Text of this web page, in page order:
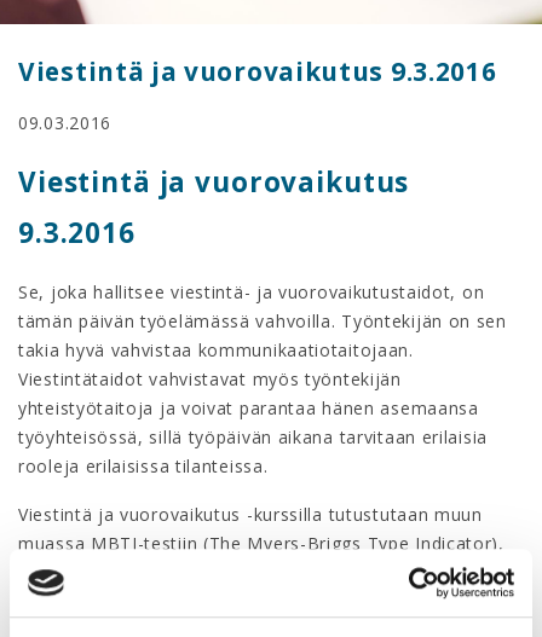
Viestintä ja vuorovaikutus 9.3.2016
09.03.2016
Viestintä ja vuorovaikutus
9.3.2016
Se, joka hallitsee viestintä- ja vuorovaikutustaidot, on
tämän päivän työelämässä vahvoilla. Työntekijän on sen
takia hyvä vahvistaa kommunikaatiotaitojaan.
Viestintätaidot vahvistavat myös työntekijän
yhteistyötaitoja ja voivat parantaa hänen asemaansa
työyhteisössä, sillä työpäivän aikana tarvitaan erilaisia
rooleja erilaisissa tilanteissa.
Viestintä ja vuorovaikutus -kurssilla tutustutaan muun
muassa MBTI-testiin (The Myers-Briggs Type Indicator),
työnrooleihin ja roolimatriiseihin. MBTI-testi kertoo
henkilön energiasuunnan, havainnoinnin, päätöksenteon